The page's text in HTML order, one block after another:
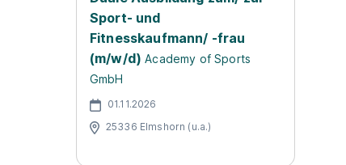
Sport- und
Fitnesskaufmann/ -frau
(m/w/d) Academy of Sports
GmbH
01.11.2026
25336 Elmshorn (u.a.)